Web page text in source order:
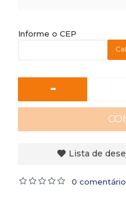
Informe o CEP
-
Lista de
0